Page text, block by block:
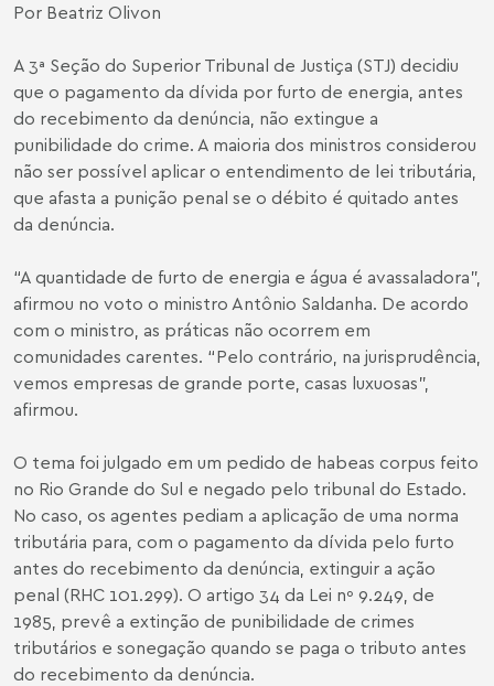
Por Beatriz Olivon
A 3ª Seção do Superior Tribunal de Justiça (STJ) decidiu
que o pagamento da dívida por furto de energia, antes
do recebimento da denúncia, não extingue a
punibilidade do crime. A maioria dos ministros considerou
não ser possível aplicar o entendimento de lei tributária,
que afasta a punição penal se o débito é quitado antes
da denúncia.
“A quantidade de furto de energia e água é avassaladora”,
afirmou no voto o ministro Antônio Saldanha. De acordo
com o ministro, as práticas não ocorrem em
comunidades carentes. “Pelo contrário, na jurisprudência,
vemos empresas de grande porte, casas luxuosas”,
afirmou.
O tema foi julgado em um pedido de habeas corpus feito
no Rio Grande do Sul e negado pelo tribunal do Estado.
No caso, os agentes pediam a aplicação de uma norma
tributária para, com o pagamento da dívida pelo furto
antes do recebimento da denúncia, extinguir a ação
penal (RHC 101.299). O artigo 34 da Lei nº 9.249, de
1985, prevê a extinção de punibilidade de crimes
tributários e sonegação quando se paga o tributo antes
do recebimento da denúncia.